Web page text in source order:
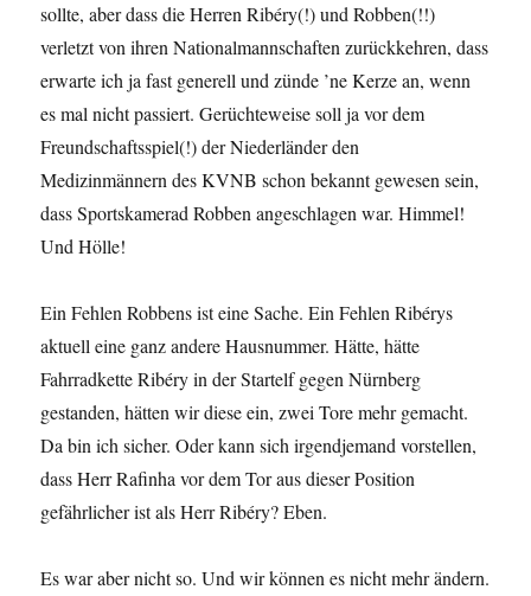
sollte, aber dass die Herren Ribéry(!) und Robben(!!)
verletzt von ihren Nationalmannschaften zurückkehren, dass
erwarte ich ja fast generell und zünde ’ne Kerze an, wenn
es mal nicht passiert. Gerüchteweise soll ja vor dem
Freundschaftsspiel(!) der Niederländer den
Medizinmännern des KVNB schon bekannt gewesen sein,
dass Sportskamerad Robben angeschlagen war. Himmel!
Und Hölle!
Ein Fehlen Robbens ist eine Sache. Ein Fehlen Ribérys
aktuell eine ganz andere Hausnummer. Hätte, hätte
Fahrradkette Ribéry in der Startelf gegen Nürnberg
gestanden, hätten wir diese ein, zwei Tore mehr gemacht.
Da bin ich sicher. Oder kann sich irgendjemand vorstellen,
dass Herr Rafinha vor dem Tor aus dieser Position
gefährlicher ist als Herr Ribéry? Eben.
Es war aber nicht so. Und wir können es nicht mehr ändern.